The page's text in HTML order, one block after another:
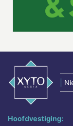
Hoofdvestiging: